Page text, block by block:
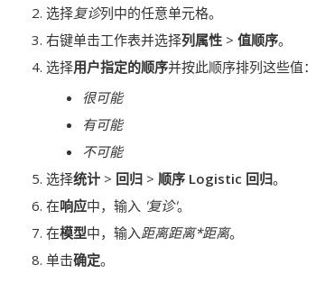
选择复诊列中的任意单元格。
右键单击工作表并选择列属性 > 值顺序。
选择用户指定的顺序并按此顺序排列这些值：
很可能
有可能
不可能
选择统计 > 回归 > 顺序 Logistic 回归。
在响应中，输入 复诊'。
在模型中，输入距离距离*距离。
单击确定。